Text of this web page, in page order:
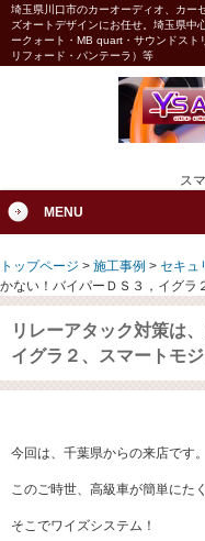
埼玉県川口市のカーオーディオ、カー
ズオートデザインにお任せ。埼玉県中
ークォート・MB quart・サウンドスト
リフォード・パンテーラ）等
ス
MENU
トップページ > 施工事例 > セキュ
かない！バイパーＤＳ３，イグラ
リレーアタック対策は
イグラ２、スマートモ
今回は、千葉県からの来店です。
このご時世、高級車が簡単にた
そこでワイズシステム！